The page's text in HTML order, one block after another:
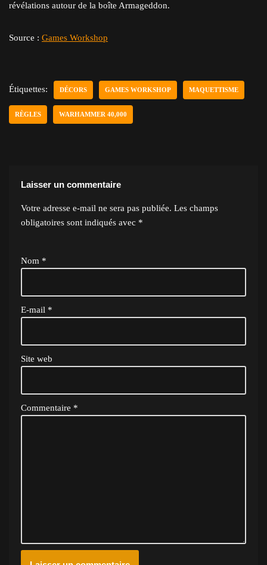
révélations autour de la boîte Armageddon.
Source : Games Workshop
Étiquettes: DÉCORS GAMES WORKSHOP MAQUETTISME
RÈGLES WARHAMMER 40,000
Laisser un commentaire
Votre adresse e-mail ne sera pas publiée. Les champs
obligatoires sont indiqués avec *
Nom *
E-mail *
Site web
Commentaire *